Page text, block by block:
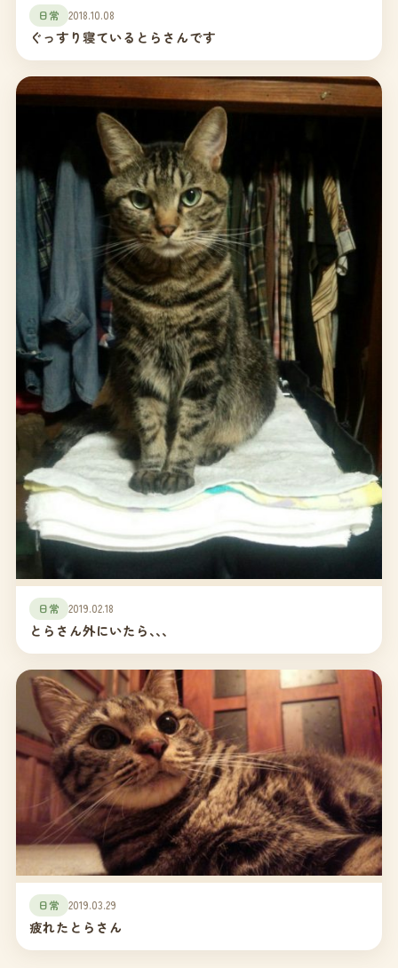
日常 2018.10.08
ぐっすり寝ているとらさんです
日常 2019.02.18
とらさん外にいたら､､､
日常 2019.03.29
疲れたとらさん